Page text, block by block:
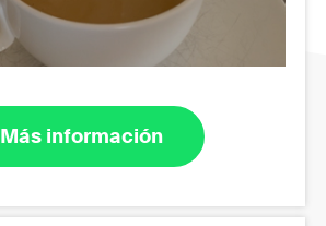
Más información